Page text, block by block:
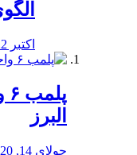
اکتبر 22, 2019
البرز
جولای 14, 2020